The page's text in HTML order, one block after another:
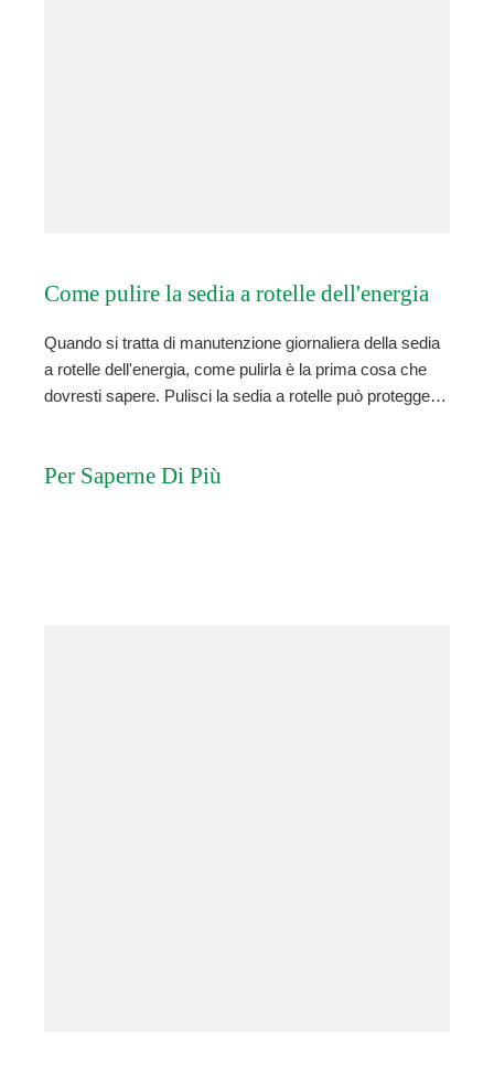
Come pulire la sedia a rotelle dell'energia
in modo appropriato？
Quando si tratta di manutenzione giornaliera della sedia
a rotelle dell'energia, come pulirla è la prima cosa che
dovresti sapere. Pulisci la sedia a rotelle può proteggere
contro le parti in movimento. Inoltre, una sedia a rotelle
Per Saperne Di Più